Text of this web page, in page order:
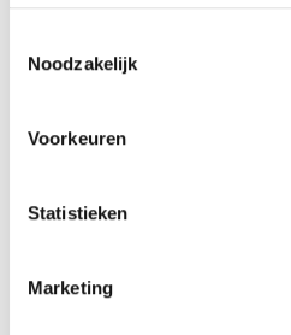
Noodzakelijk
Voorkeuren
Statistieken
Marketing